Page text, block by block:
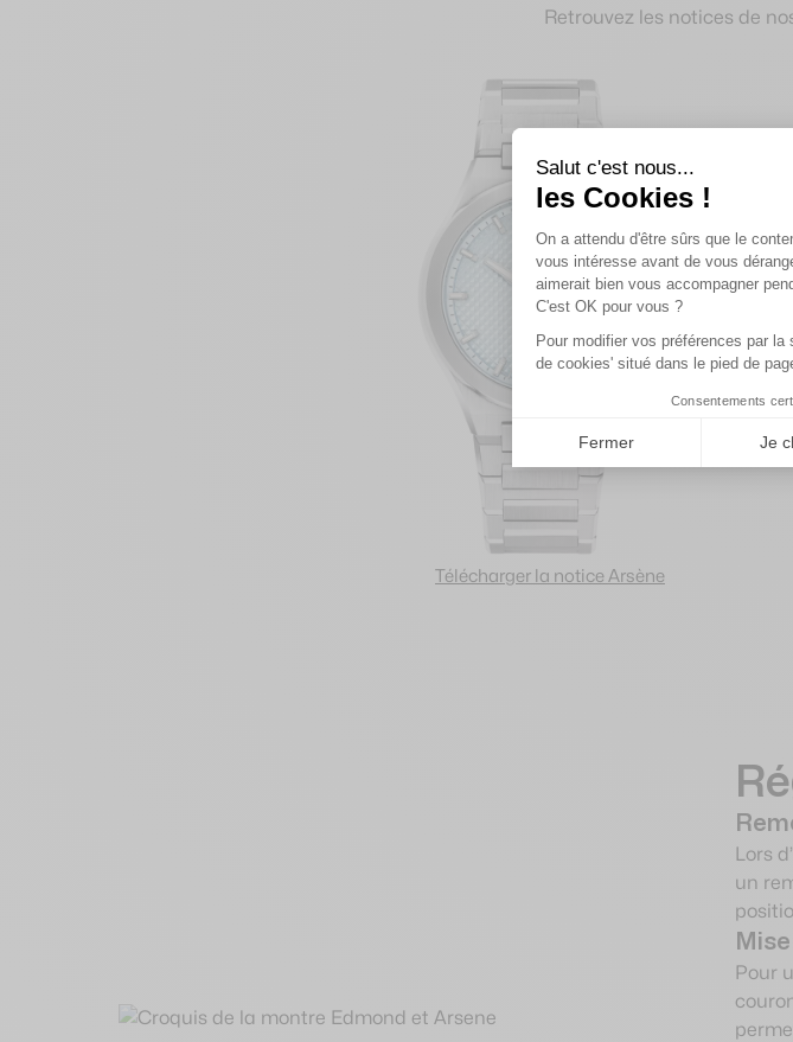
Retrouvez les notices de
Télécharger la notice Arsène
Lors
un
Pour